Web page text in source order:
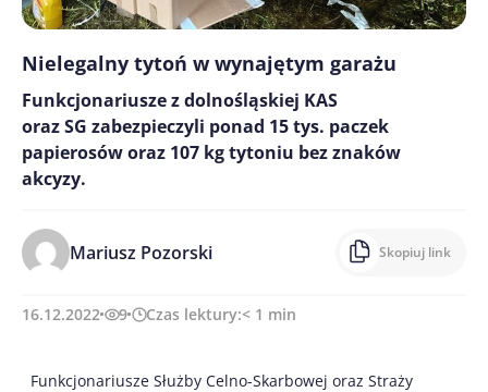
Nielegalny tytoń w wynajętym garażu
Funkcjonariusze z dolnośląskiej KAS
oraz SG zabezpieczyli ponad 15 tys. paczek
papierosów oraz 107 kg tytoniu bez znaków
akcyzy.
Mariusz Pozorski Skopiuj link
16.12.2022 9 Czas lektury:< 1 min
Funkcjonariusze Służby Celno-Skarbowej oraz Straży